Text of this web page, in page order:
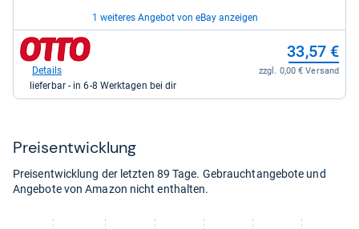
1 weiteres Angebot von eBay anzeigen
zum
Shop:
eBay
48,69 €
zzgl. 0,00 € Versand
Details
Auf Lager
zum
Shop:
Otto.de
33,57 €
zzgl. 0,00 € Versand
Details
lieferbar - in 6-8 Werktagen bei dir
Preis­ent­wick­lung
Preisentwicklung der letzten 89 Tage. Gebrauchtangebote und
Angebote von Amazon nicht enthalten.